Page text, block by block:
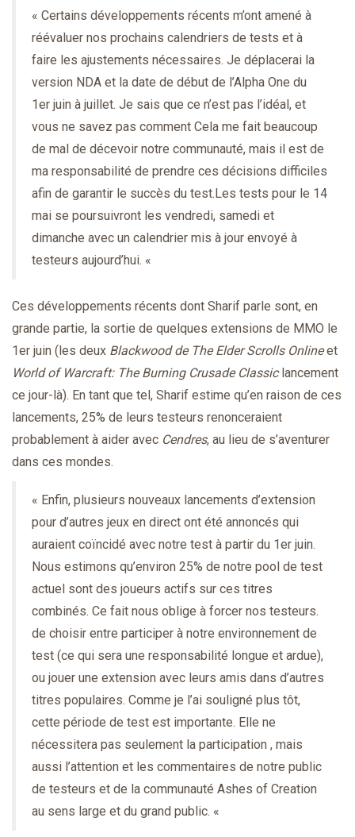
« Certains développements récents m’ont amené à
réévaluer nos prochains calendriers de tests et à
faire les ajustements nécessaires. Je déplacerai la
version NDA et la date de début de l’Alpha One du
1er juin à juillet. Je sais que ce n’est pas l’idéal, et
vous ne savez pas comment Cela me fait beaucoup
de mal de décevoir notre communauté, mais il est de
ma responsabilité de prendre ces décisions difficiles
afin de garantir le succès du test.Les tests pour le 14
mai se poursuivront les vendredi, samedi et
dimanche avec un calendrier mis à jour envoyé à
testeurs aujourd’hui. «
Ces développements récents dont Sharif parle sont, en
grande partie, la sortie de quelques extensions de MMO le
1er juin (les deux Blackwood de The Elder Scrolls Onlineet
World of Warcraft: The Burning Crusade Classiclancement
ce jour-là). En tant que tel, Sharif estime qu’en raison de ces
lancements, 25% de leurs testeurs renonceraient
probablement à aider avec Cendres, au lieu de s’aventurer
dans ces mondes.
« Enfin, plusieurs nouveaux lancements d’extension
pour d’autres jeux en direct ont été annoncés qui
auraient coïncidé avec notre test à partir du 1er juin.
Nous estimons qu’environ 25% de notre pool de test
actuel sont des joueurs actifs sur ces titres
combinés. Ce fait nous oblige à forcer nos testeurs.
de choisir entre participer à notre environnement de
test (ce qui sera une responsabilité longue et ardue),
ou jouer une extension avec leurs amis dans d’autres
titres populaires. Comme je l’ai souligné plus tôt,
cette période de test est importante. Elle ne
nécessitera pas seulement la participation , mais
aussi l’attention et les commentaires de notre public
de testeurs et de la communauté Ashes of Creation
au sens large et du grand public. «